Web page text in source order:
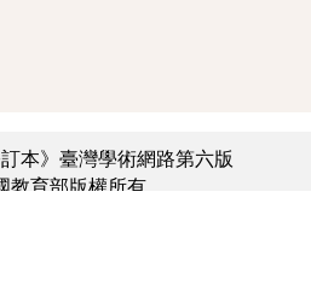
本》臺灣學術網路第六版
教育部版權所有